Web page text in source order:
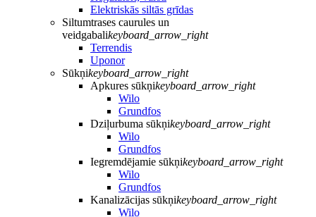
Elektriskās siltās grīdas
Siltumtrases caurules un
veidgabalikeyboard_arrow_right
Terrendis
Uponor
Sūkņikeyboard_arrow_right
Apkures sūkņikeyboard_arrow_right
Wilo
Grundfos
Dziļurbuma sūkņikeyboard_arrow_right
Wilo
Grundfos
Iegremdējamie sūkņikeyboard_arrow_right
Wilo
Grundfos
Kanalizācijas sūkņikeyboard_arrow_right
Wilo